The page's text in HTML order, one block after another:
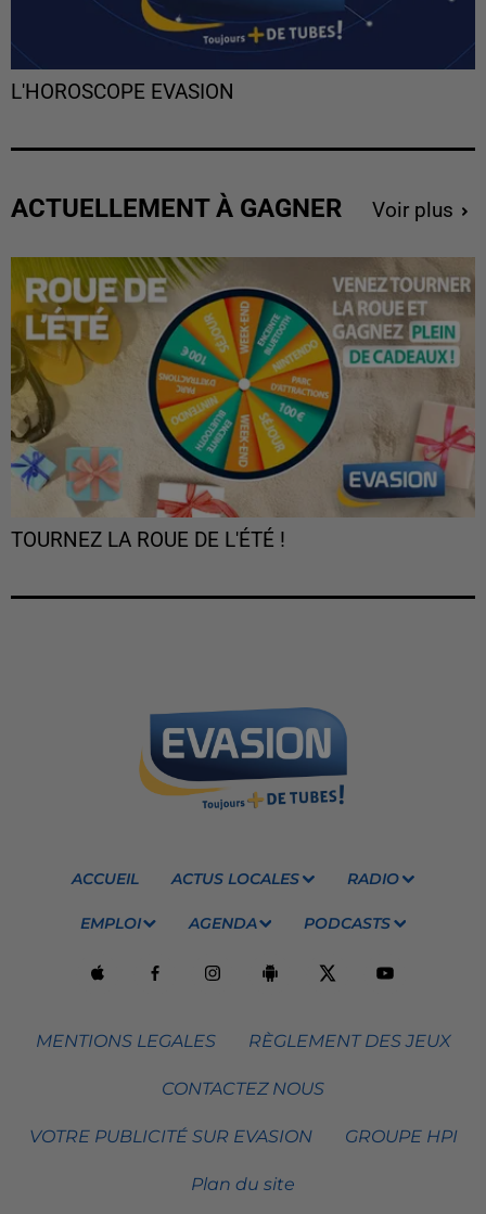
L'HOROSCOPE EVASION
ACTUELLEMENT À GAGNER Voir plus
TOURNEZ LA ROUE DE L'ÉTÉ !
ACCUEIL ACTUS LOCALES RADIO
EMPLOI AGENDA PODCASTS
MENTIONS LEGALES RÈGLEMENT DES JEUX
CONTACTEZ NOUS
VOTRE PUBLICITÉ SUR EVASION GROUPE HPI
Plan du site